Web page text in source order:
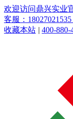
欢迎访问鼎兴实业
客服：
收藏本站 | 400-880-